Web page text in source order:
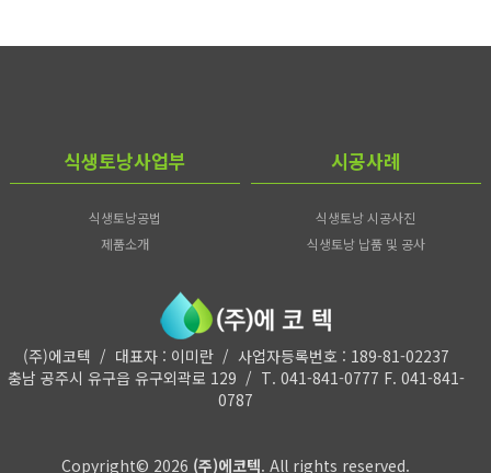
식생토낭사업부
식생토낭공법
제품소개
시공사례
식생토낭 시공사진
식생토낭 납품 및 공사
(주)에코텍 / 대표자 : 이미란 / 사업자등록번호 : 189-81-02237
충남 공주시 유구읍 유구외곽로 129 / T. 041-841-0777 F. 041-841-
0787
Copyright© 2026 (주)에코텍. All rights reserved.